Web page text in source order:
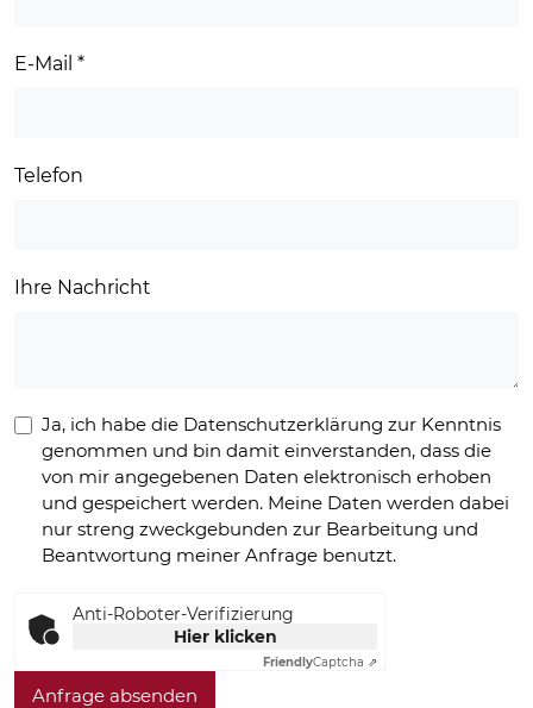
E-Mail *
Telefon
Ihre Nachricht
Ja, ich habe die Datenschutzerklärung zur Kenntnis
genommen und bin damit einverstanden, dass die
von mir angegebenen Daten elektronisch erhoben
und gespeichert werden. Meine Daten werden dabei
nur streng zweckgebunden zur Bearbeitung und
Beantwortung meiner Anfrage benutzt.
Anti-Roboter-Verifizierung
Hier klicken
FriendlyCaptcha ⇗
Anfrage absenden